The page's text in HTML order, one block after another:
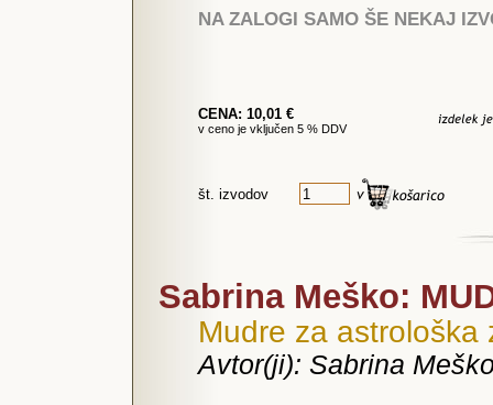
NA ZALOGI SAMO ŠE NEKAJ
CENA: 10,01 €
v ceno je vključen 5 % DDV
št. izvodov
Sabrina Meško:
Mudre za astrološka
Avtor(ji): Sabrina